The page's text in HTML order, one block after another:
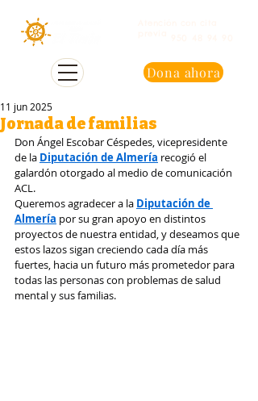
Dona ahora
Jornada de familias
11 jun 2025
Don Ángel Escobar Céspedes, vicepresidente
de la Diputación de Almería recogió el
galardón otorgado al medio de comunicación
ACL.
Queremos agradecer a la Diputación de
Almería por su gran apoyo en distintos
proyectos de nuestra entidad, y deseamos que
estos lazos sigan creciendo cada día más
fuertes, hacia un futuro más prometedor para
todas las personas con problemas de salud
mental y sus familias.